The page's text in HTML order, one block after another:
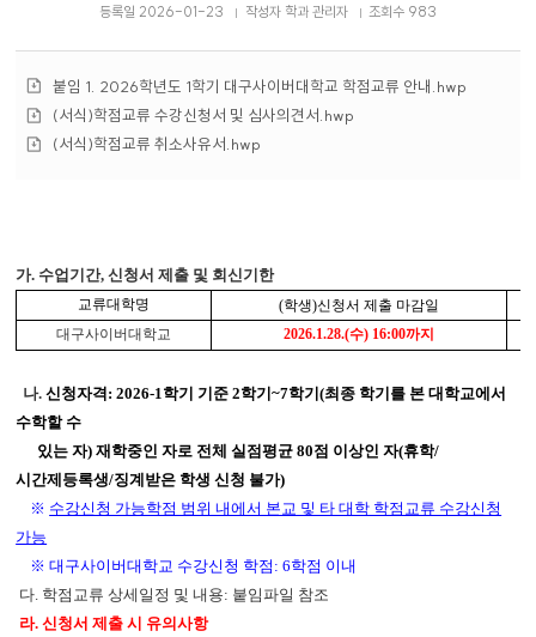
등록일 2026-01-23 작성자 학과 관리자 조회수 983
첨
부
일
붙임 1. 2026학년도 1학기 대구사이버대학교 학점교류 안내.hwp
첨
부
(서식)학점교류 수강신청서 및 심사의견서.hwp
첨
(서식)학점교류 취소사유서.hwp
가. 수업기간, 신청서 제출 및 회신기한
교류대학명
(학생)신청서 제출 마감일
대구사이버대학교
2026.1.28.(수) 16:00까지
나.신청자격 :2026-1학기 기준 2학기~7학기(최종 학기를 본 대학교에서
수학할 수
있는 자) 재학중인 자로 전체 실점평균 80점 이상인 자(휴학/
시간제등록생/징계받은 학생 신청 불가)
※ 수강신청 가능학점 범위 내에서 본교 및 타 대학 학점교류 수강신청
가능
※ 대구사이버대학교 수강신청 학점: 6학점 이내
다. 학점교류 상세일정 및 내용: 붙임파일 참조
라.신청서 제출 시 유의사항